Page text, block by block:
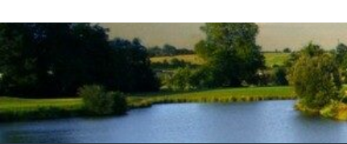
au
contenu